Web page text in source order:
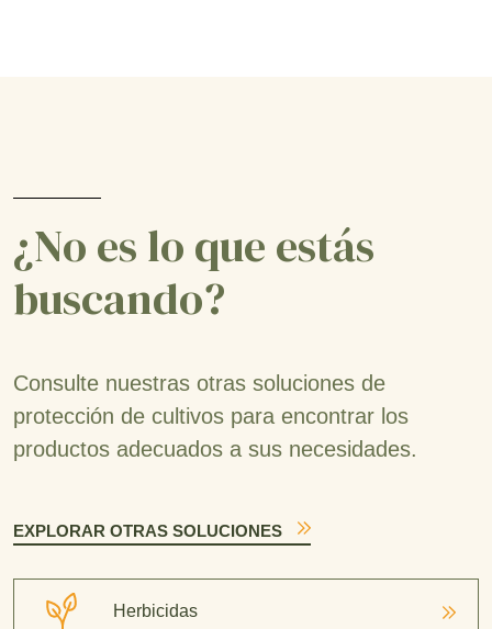
¿No es lo que estás
buscando?
Consulte nuestras otras soluciones de
protección de cultivos para encontrar los
productos adecuados a sus necesidades.
EXPLORAR OTRAS SOLUCIONES
Herbicidas